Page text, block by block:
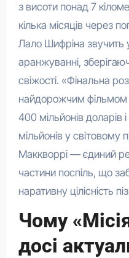
з висоти понад 7
кілька місяців через
Лало Шифріна звучить
аранжуванні,
свіжості. «Фінальна
найдорожчим фільмом
400 мільйонів доларів
мільйонів у світовому
Маккворрі — єдиний
частини поспіль, що
наративну цілісність
Чому
досі